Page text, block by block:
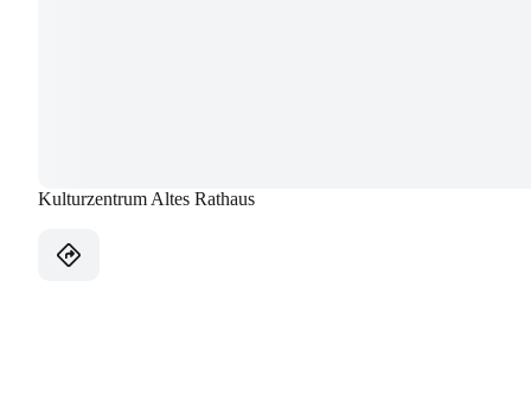
Kulturzentrum Altes Rathaus